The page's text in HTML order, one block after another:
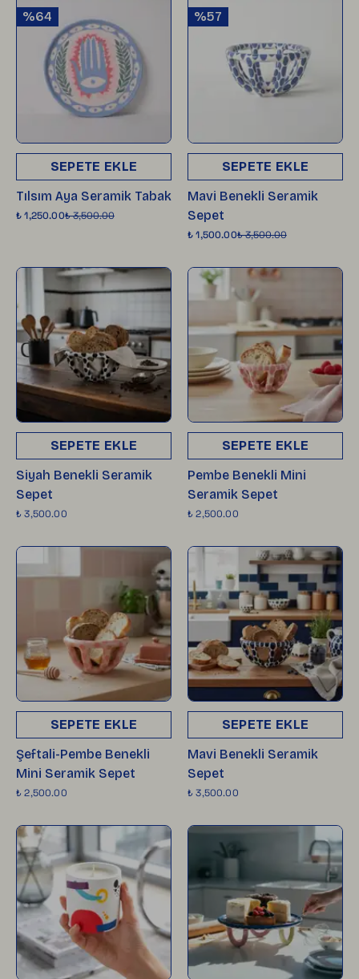
%64
SEPETE EKLE
Tılsım Aya Seramik Tabak
₺ 1,250.00₺ 3,500.00
%57
SEPETE EKLE
Mavi Benekli Seramik
Sepet
₺ 1,500.00₺ 3,500.00
SEPETE EKLE
Siyah Benekli Seramik
Sepet
₺ 3,500.00
SEPETE EKLE
Pembe Benekli Mini
Seramik Sepet
₺ 2,500.00
SEPETE EKLE
Şeftali-Pembe Benekli
Mini Seramik Sepet
₺ 2,500.00
SEPETE EKLE
Mavi Benekli Seramik
Sepet
₺ 3,500.00